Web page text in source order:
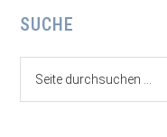
Seitenspalte
SUCHE